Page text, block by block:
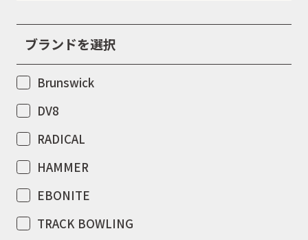
ブランドを選択
Brunswick
DV8
RADICAL
HAMMER
EBONITE
TRACK BOWLING